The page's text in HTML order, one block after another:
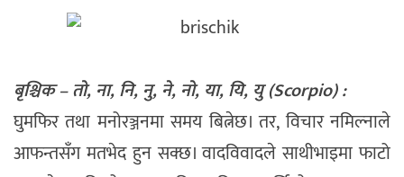
बृश्चिक – तो, ना, नि, नु, ने, नो, या, यि, यु (Scorpio) :
घुमफिर तथा मनोरञ्जनमा समय बित्नेछ। तर, विचार नमिल्नाले
आफन्तसँग मतभेद हुन सक्छ। वादविवादले साथीभाइमा फाटो